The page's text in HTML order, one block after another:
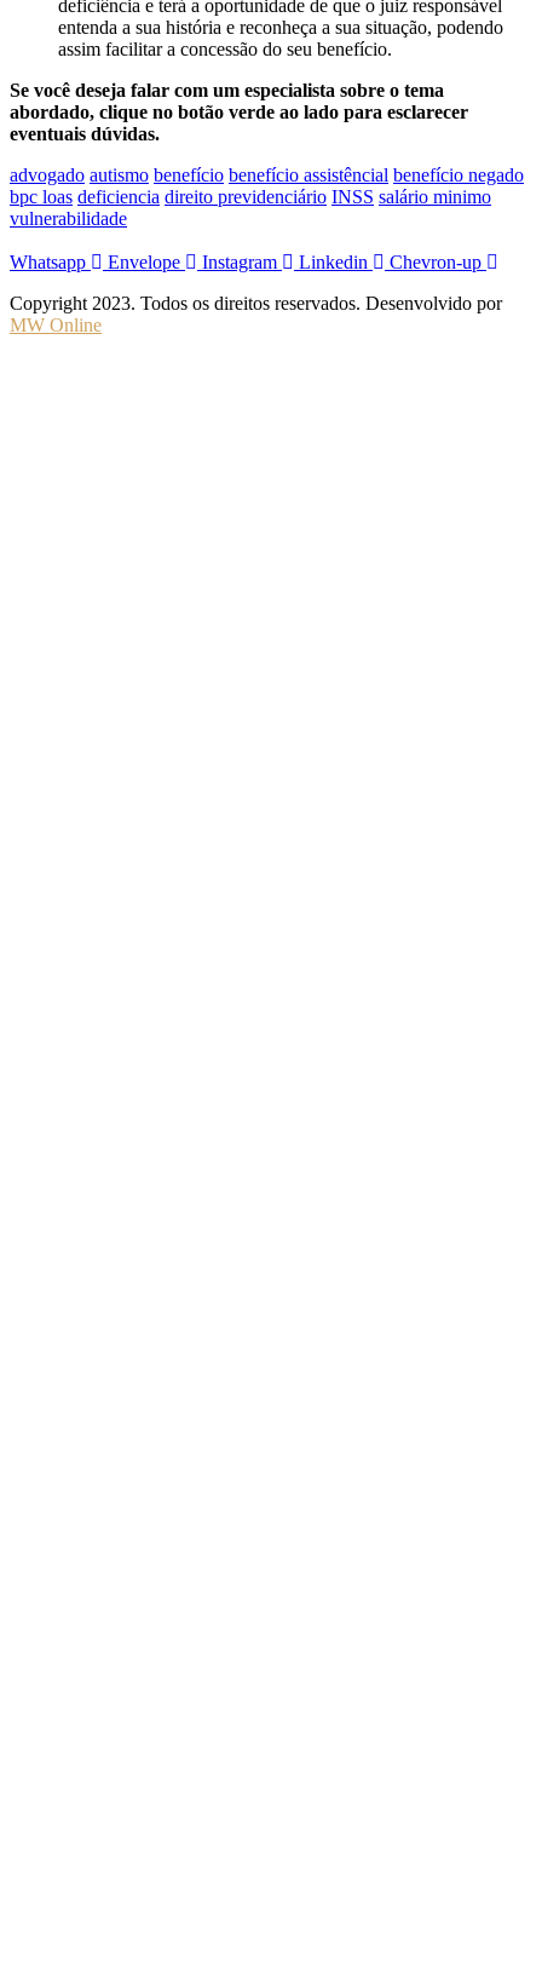
deficiência e terá a oportunidade de que o juiz responsável
entenda a sua história e reconheça a sua situação, podendo
assim facilitar a concessão do seu benefício.
Se você deseja falar com um especialista sobre o tema
abordado, clique no botão verde ao lado para esclarecer
eventuais dúvidas.
advogado autismo benefício benefício assistêncial benefício negado
bpc loas deficiencia direito previdenciário INSS salário minimo
vulnerabilidade
Whatsapp Envelope Instagram Linkedin
Chevron-up
Copyright 2023. Todos os direitos reservados. Desenvolvido por
MW Online